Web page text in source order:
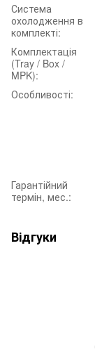
Система
охолодження в
комплекті:
Комплектація
(Tray / Box /
MPK):
Особливості:
Гарантійний
термін, мес.:
Відгуки